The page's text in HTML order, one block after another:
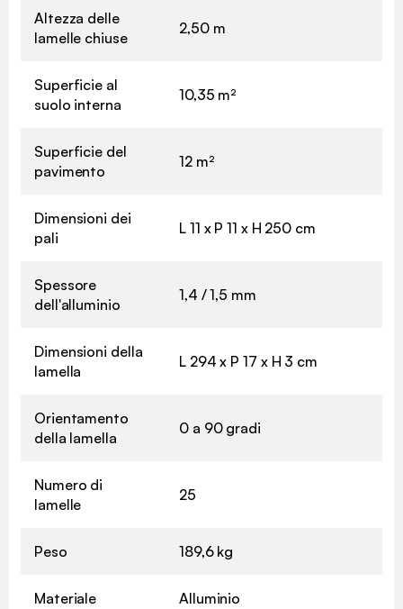
Altezza delle
lamelle chiuse
2,50 m
Superficie al
suolo interna
10,35 m²
Superficie del
pavimento
12 m²
Dimensioni dei
pali
L 11 x P 11 x H 250 cm
Spessore
dell'alluminio
1,4 / 1,5 mm
Dimensioni della
lamella
L 294 x P 17 x H 3 cm
Orientamento
della lamella
0 a 90 gradi
Numero di
lamelle
25
Peso 189,6 kg
Materiale Alluminio